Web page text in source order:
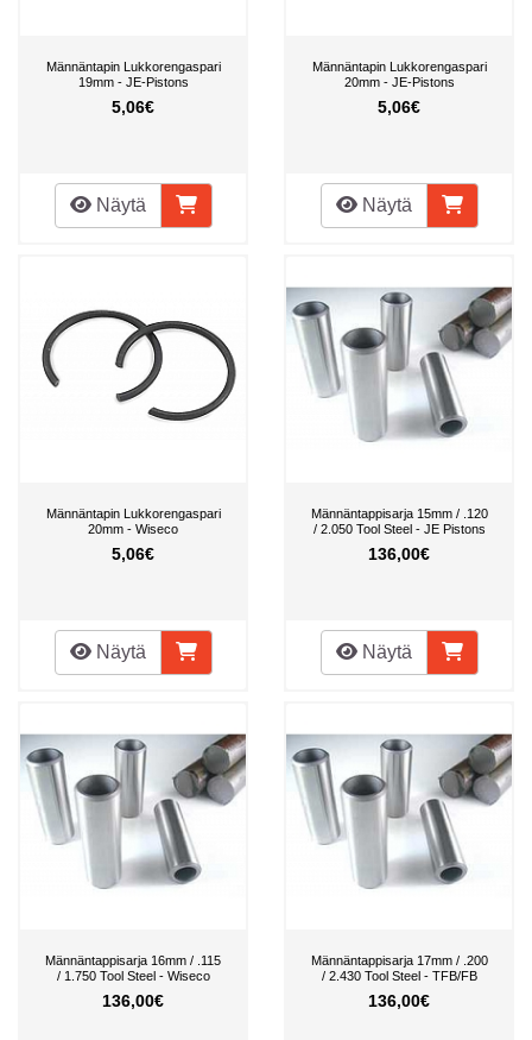
Männäntapin Lukkorengaspari
19mm - JE-Pistons
5,06€
Näytä
Männäntapin Lukkorengaspari
20mm - JE-Pistons
5,06€
Näytä
Männäntapin Lukkorengaspari
20mm - Wiseco
5,06€
Näytä
Männäntappisarja 15mm / .120
/ 2.050 Tool Steel - JE Pistons
136,00€
Näytä
Männäntappisarja 16mm / .115
/ 1.750 Tool Steel - Wiseco
136,00€
Männäntappisarja 17mm / .200
/ 2.430 Tool Steel - TFB/FB
136,00€